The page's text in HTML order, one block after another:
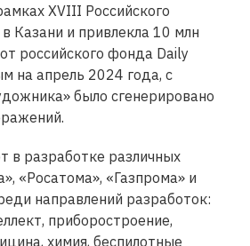
XVIII Российского
Казани и привлекла 10 млн
российского фонда Daily
на апрель 2024 года, с
было сгенерировано
в разработке различных
«Росатома», «Газпрома» и
направлений разработок:
приборостроение,
химия, беспилотные